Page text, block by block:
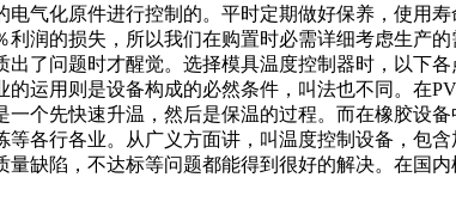
气化原件进行控制的。平时定期做好保养，使用
润的损失，所以我们在购置时必需详细考虑生产
了问题时才醒觉。选择模具温度控制器时，以下
运用则是设备构成的必然条件，叫法也不同。在
个先快速升温，然后是保温的过程。而在橡胶设
各行各业。从广义方面讲，叫温度控制设备，包
缺陷，不达标等问题都能得到很好的解决。在国